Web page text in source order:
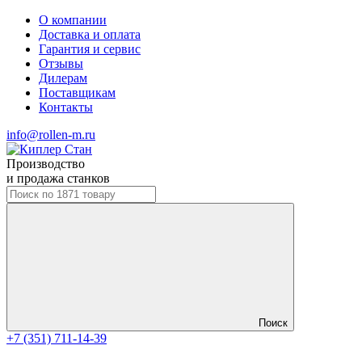
О компании
Доставка и оплата
Гарантия и сервис
Отзывы
Дилерам
Поставщикам
Контакты
info@rollen-m.ru
Производство
и продажа станков
Поиск
+7 (351) 711-14-39